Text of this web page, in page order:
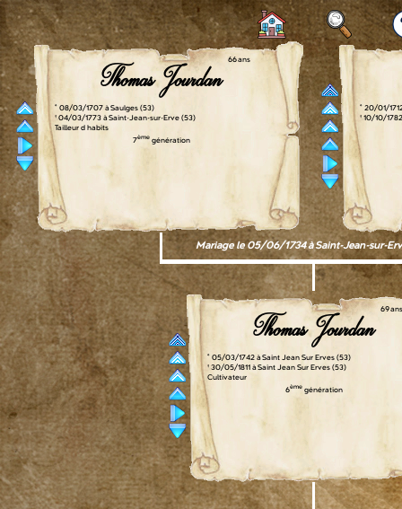
66 ans
Thomas Jourdan
° 08/03/1707 à Saulges (53)
† 04/03/1773 à Saint-Jean-sur-Erve (53)
Tailleur d habits
7ème génération
° 20/01/
† 10/10/
Mariage le 05/06/1734 à Saint-Jean-sur-
69 ans
Thomas Jourdan
° 05/03/1742 à Saint Jean Sur Erves (53)
† 30/05/1811 à Saint Jean Sur Erves (53)
Cultivateur
6ème génération